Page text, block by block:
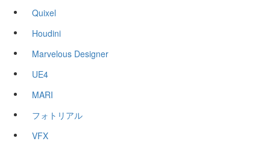
Quixel
Houdini
Marvelous Designer
UE4
MARI
フォトリアル
VFX